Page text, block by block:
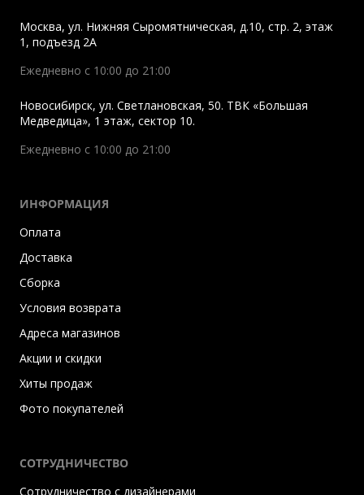
Москва, ул. Нижняя Сыромятническая, д.10, стр. 2, этаж
1, подъезд 2A
Ежедневно с 10:00 до 21:00
Новосибирск, ул. Светлановская, 50. ТВК «Большая
Медведица», 1 этаж, сектор 10.
Ежедневно с 10:00 до 21:00
ИНФОРМАЦИЯ
Оплата
Доставка
Сборка
Условия возврата
Адреса магазинов
Акции и скидки
Хиты продаж
Фото покупателей
СОТРУДНИЧЕСТВО
Сотрудничество с дизайнерами